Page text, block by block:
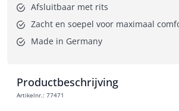
Afsluitbaar met rits
Zacht en soepel voor maximaal
Made in Germany
Productbeschrijving
Artikelnr.: 77471